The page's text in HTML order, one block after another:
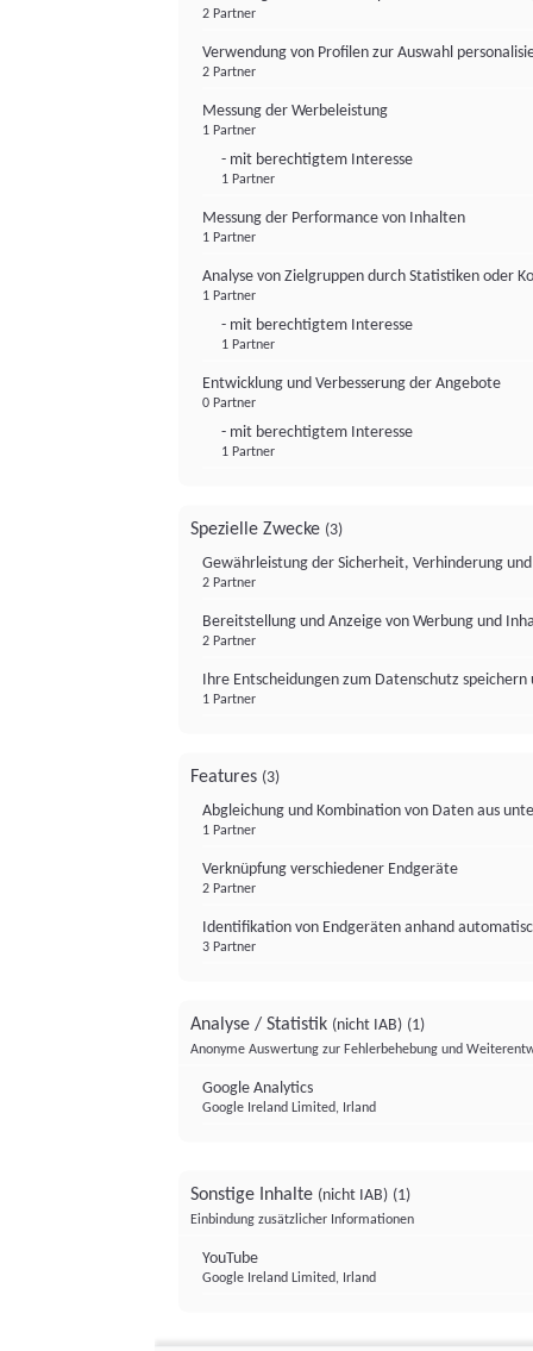
2 Partner
Verwendung von Profilen zur Auswahl
2 Partner
Messung der Werbeleistung
1 Partner
- mit berechtigtem Interesse
1 Partner
Messung der Performance von Inhalten
1 Partner
Analyse von Zielgruppen durch Statistiken oder
1 Partner
- mit berechtigtem Interesse
1 Partner
Entwicklung und Verbesserung der Angebote
0 Partner
- mit berechtigtem Interesse
1 Partner
Spezielle Zwecke (3)
Gewährleistung der Sicherheit, Verhinderung
2 Partner
Bereitstellung und Anzeige von Werbung und
2 Partner
Ihre Entscheidungen zum Datenschutz
1 Partner
Features (3)
Abgleichung und Kombination von Daten aus
1 Partner
Verknüpfung verschiedener Endgeräte
2 Partner
Identifikation von Endgeräten anhand
3 Partner
Analyse / Statistik (nicht IAB) (1)
Anonyme Auswertung zur Fehlerbehebung und
Google Analytics
Google Ireland Limited, Irland
Sonstige Inhalte (nicht IAB) (1)
Einbindung zusätzlicher Informationen
YouTube
Google Ireland Limited, Irland